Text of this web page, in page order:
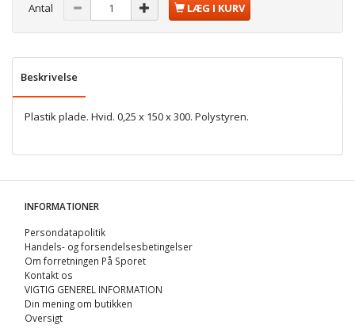
Antal LÆG I KURV
Beskrivelse
Plastik plade. Hvid. 0,25 x 150 x 300. Polystyren.
INFORMATIONER
Persondatapolitik
Handels- og forsendelsesbetingelser
Om forretningen På Sporet
Kontakt os
VIGTIG GENEREL INFORMATION
Din mening om butikken
Oversigt